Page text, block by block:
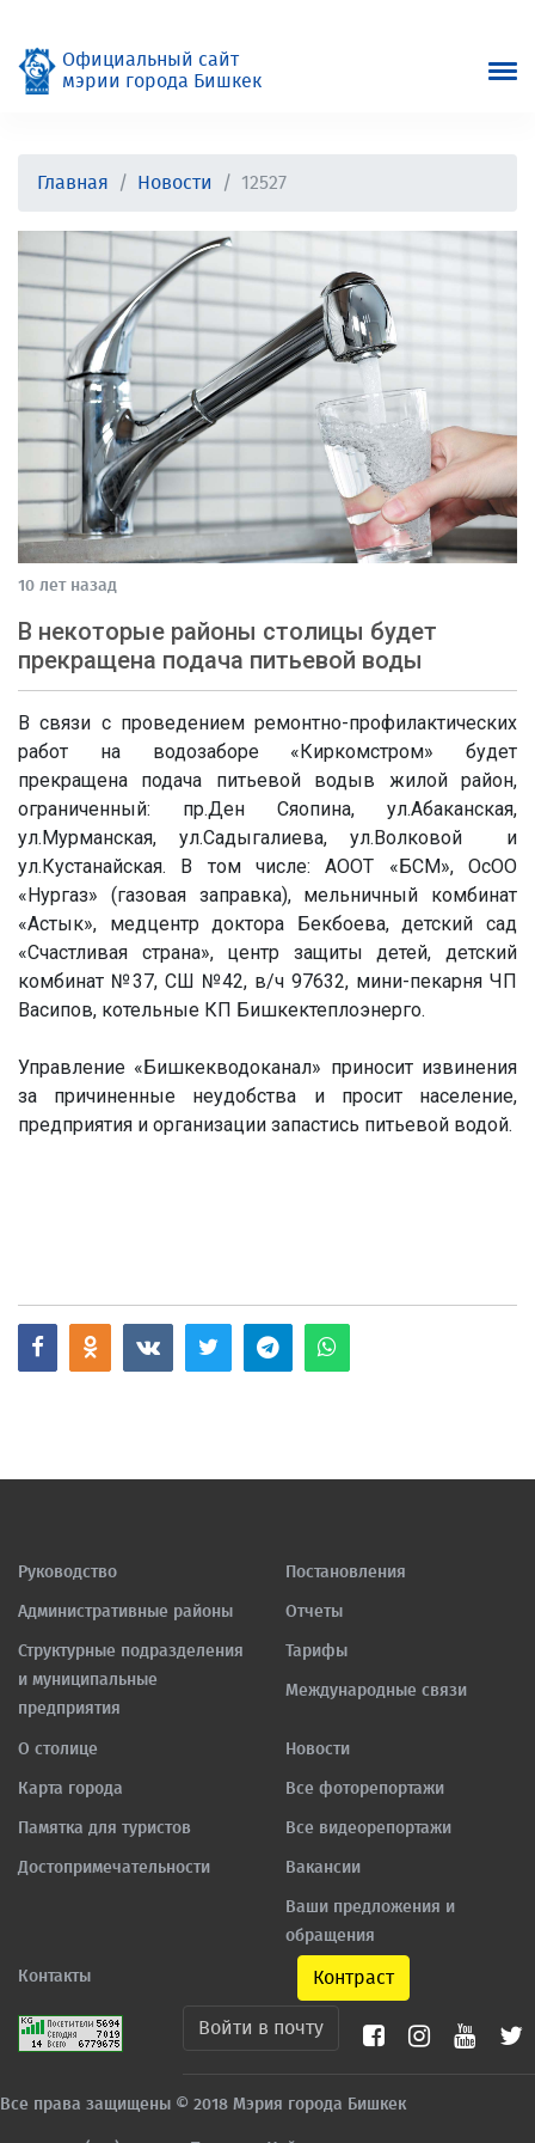
Официальный сайт
мэрии города Бишкек
Главная Новости 12527
10 лет назад
В некоторые районы столицы будет
прекращена подача питьевой воды
В связи с проведением ремонтно-профилактических
работ на водозаборе «Киркомстром» будет
прекращена подача питьевой водыв жилой район,
ограниченный: пр.Ден Сяопина, ул.Абаканская,
ул.Мурманская, ул.Садыгалиева, ул.Волковой и
ул.Кустанайская. В том числе: АООТ «БСМ», ОсОО
«Нургаз» (газовая заправка), мельничный комбинат
«Астык», медцентр доктора Бекбоева, детский сад
«Счастливая страна», центр защиты детей, детский
комбинат №37, СШ №42, в/ч 97632, мини-пекарня ЧП
Васипов, котельные КП Бишкектеплоэнерго.
Управление «Бишкекводоканал» приносит извинения
за причиненные неудобства и просит население,
предприятия и организации запастись питьевой водой.
Руководство
Административные районы
Структурные подразделения
и муниципальные
предприятия
Постановления
Отчеты
Тарифы
Международные связи
О столице
Карта города
Памятка для туристов
Достопримечательности
Новости
Все фоторепортажи
Все видеорепортажи
Вакансии
Ваши предложения и
обращения
Контакты Контраст
Войти в почту
Все права защищены © 2018 Мэрия города Бишкек